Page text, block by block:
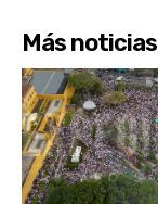
Más noticias